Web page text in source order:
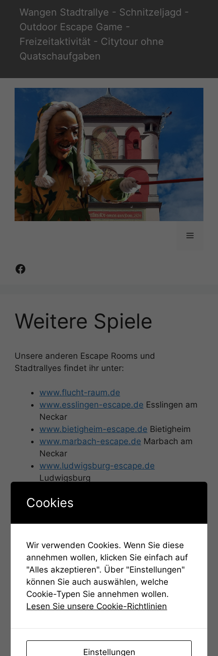
springen
Wangen Stadtrallye - Schnitzeljagd -
Outdoor Escape Game -
Freizeitaktivität - Citytour ohne
Quatschaufgaben
Menü
Facebook
Weitere Spiele
Unsere anderen Escape Rooms und
Stadtrallyes findet ihr unter:
www.flucht-raum.de
www.esslingen-escape.de Esslingen am
Neckar
www.bietigheim-escape.de Bietigheim
www.marbach-escape.de Marbach am
Neckar
www.ludwigsburg-escape.de
Ludwigsburg
Allgäu
www.weilderstadt-escape.deWeil der
www.stadtrallye-ludwigsburg.de
Ludwigsburg
www.arcanum-escape.de
www.geocache-ludwigsburg.de
Ludwigsburg
https://www.kayak.de/Viele weitere
Ludwigsburg
Cookies
Wir verwenden Cookies. Wenn Sie diese
annehmen wollen, klicken Sie einfach auf
"Alles akzeptieren". Über "Einstellungen"
können Sie auch auswählen, welche
Cookie-Typen Sie annehmen wollen.
Lesen Sie unsere Cookie-Richtlinien
Einstellungen